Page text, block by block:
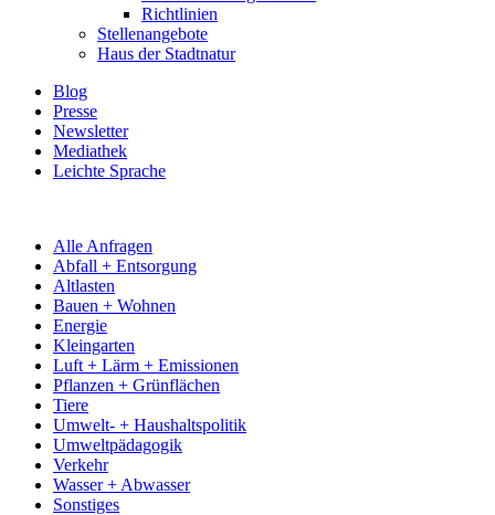
Richtlinien
Stellenangebote
Haus der Stadtnatur
Blog
Presse
Newsletter
Mediathek
Leichte Sprache
Alle Anfragen
Abfall + Entsorgung
Altlasten
Bauen + Wohnen
Energie
Kleingarten
Luft + Lärm + Emissionen
Pflanzen + Grünflächen
Tiere
Umwelt- + Haushaltspolitik
Umweltpädagogik
Verkehr
Wasser + Abwasser
Sonstiges